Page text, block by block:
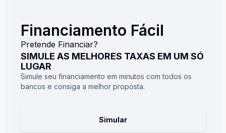
Financiamento Fácil
Pretende Financiar?
SIMULE AS MELHORES TAXAS EM UM SÓ
LUGAR
Simule seu financiamento em minutos com todos os
bancos e consiga a melhor proposta.
Simular